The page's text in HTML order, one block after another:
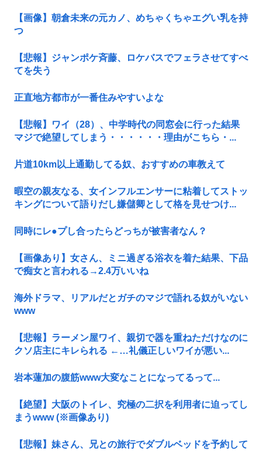
【画像】朝倉未来の元カノ、めちゃくちゃエグい乳を持
つ
【悲報】ジャンポケ斉藤、ロケバスでフェラさせてすべ
てを失う
正直地方都市が一番住みやすいよな
【悲報】ワイ（28）、中学時代の同窓会に行った結果
マジで絶望してしまう・・・・・・理由がこちら・...
片道10km以上通勤してる奴、おすすめの車教えて
暇空の親友なる、女インフルエンサーに粘着してストッ
キングについて語りだし嫌儲卿として格を見せつけ...
同時にレ●プし合ったらどっちが被害者なん？
【画像あり】女さん、ミニ過ぎる浴衣を着た結果、下品
で痴女と言われる→2.4万いいね
海外ドラマ、リアルだとガチのマジで語れる奴がいない
www
【悲報】ラーメン屋ワイ、親切で器を重ねただけなのに
クソ店主にキレられる ←…礼儀正しいワイが悪い...
岩本蓮加の腹筋www大変なことになってるって...
【絶望】大阪のトイレ、究極の二択を利用者に迫ってし
まうwww (※画像あり)
【悲報】妹さん、兄との旅行でダブルベッドを予約して